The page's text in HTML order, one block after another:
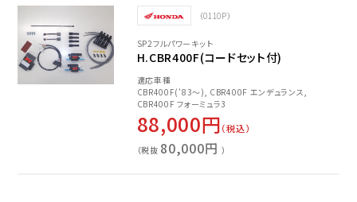
（0110P）
SP2フルパワーキット
H.CBR400F(コードセット付)
適応車種
CBR400F('83～), CBR400F エンデュランス,
CBR400F フォーミュラ3
88,000円（税込）
（税抜 80,000円 ）